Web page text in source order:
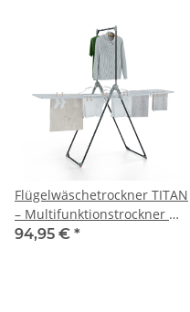
Flügelwäschetrockner TITAN
– Multifunktionstrockner mit
30 m Trockenlänge, Rollen &
94,95 € *